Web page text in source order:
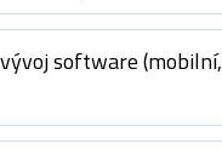
software (mobilní,